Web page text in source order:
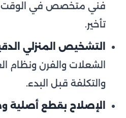
فني متخصص في الوقت
تأخير.
التشخيص المنزلي
الشعلات والفرن ونظام
والتكلفة قبل البدء.
الإصلاح بقطع أصلية